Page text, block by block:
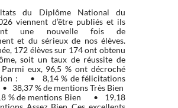
du Diplôme National du
viennent d’être publiés et ils
une nouvelle fois de
et du sérieux de nos élèves.
172 élèves sur 174 ont obtenu
soit un taux de réussite de
Parmi eux, 96,5 % ont décroché
: • 8,14 % de félicitations
% de mentions Très Bien
% de mentions Bien • 19,18